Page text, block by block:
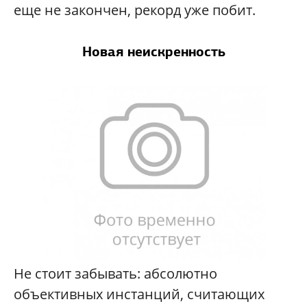
еще не закончен, рекорд уже побит.
Новая неискренность
Не стоит забывать: абсолютно
объективных инстанций, считающих